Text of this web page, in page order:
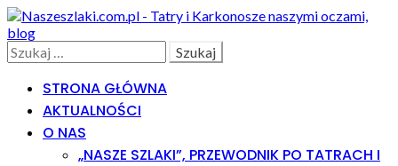
Skip
to
navigation
Skip
to
content
Search
Szukaj:
STRONA GŁÓWNA
AKTUALNOŚCI
O NAS
„NASZE SZLAKI”, PRZEWODNIK PO TATRACH I